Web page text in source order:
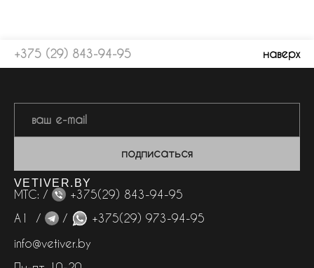
+375 (29) 843-94-95 наверх
подписаться
VETIVER.BY
МТС: /
+375(29) 843-94-95
А1 /
/
+375(29) 973-94-95
info@vetiver.by